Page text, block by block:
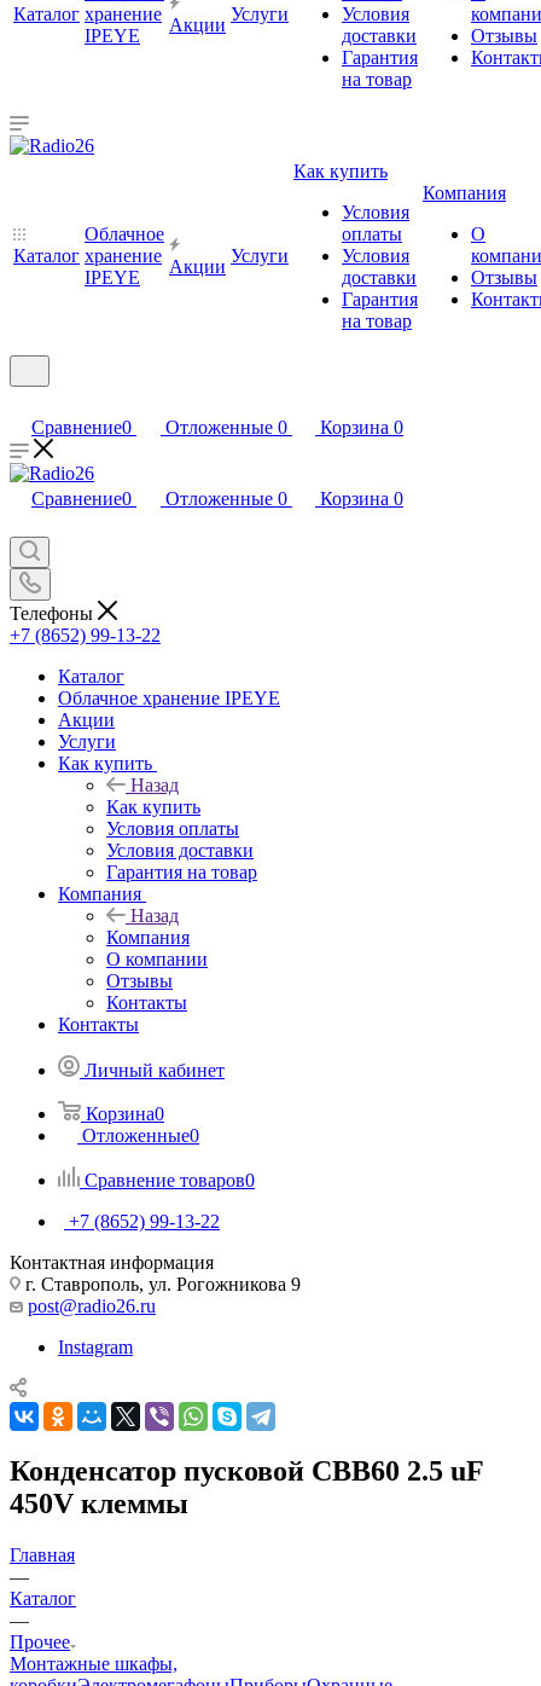
Каталог хранение
IPEYE
Акции
Услуги
Условия
доставки
Гарантия
на товар
Отзывы
Каталог
Облачное
хранение
IPEYE
Акции
Услуги
Как купить
Условия
оплаты
Условия
доставки
Гарантия
на товар
Компания
О
Отзывы
Сравнение0 Отложенные 0 Корзина 0
Сравнение0 Отложенные 0 Корзина 0
Телефоны
+7 (8652) 99-13-22
Каталог
Облачное хранение IPEYE
Акции
Услуги
Как купить
Назад
Как купить
Условия оплаты
Условия доставки
Гарантия на товар
Компания
Назад
Компания
О компании
Отзывы
Контакты
Контакты
Личный кабинет
Корзина0
Отложенные0
Сравнение товаров0
+7 (8652) 99-13-22
Контактная информация
г. Ставрополь, ул. Рогожникова 9
post@radio26.ru
Instagram
Конденсатор пусковой CBB60 2.5 uF
450V клеммы
Главная
—
Каталог
—
Прочее
Монтажные шкафы,